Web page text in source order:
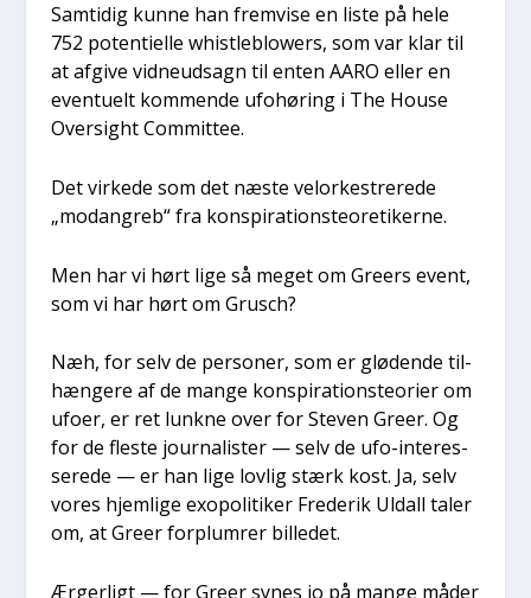
Sam­ti­dig kun­ne han frem­vi­se en liste på hele
752 poten­ti­el­le whi­st­le­blowers, som var klar til
at afgi­ve vid­neud­sagn til enten AARO eller en
even­tu­elt kom­men­de ufo­hø­ring i The Hou­se
Over­sight Com­mit­tee.
Det vir­ke­de som det næste vel­or­ke­stre­re­de
„modan­greb“ fra kon­spira­tions­te­o­re­ti­ker­ne.
Men har vi hørt lige så meget om Gre­ers event,
som vi har hørt om Grusch?
Næh, for selv de per­so­ner, som er glø­de­n­de til­
hæn­ge­re af de man­ge kon­spira­tions­te­o­ri­er om
ufo­er, er ret lunk­ne over for Ste­ven Gre­er. Og
for de fle­ste jour­na­li­ster — selv de ufo-inter­es­
se­re­de — er han lige lov­lig stærk kost. Ja, selv
vores hjem­li­ge exopo­li­ti­ker Fre­de­rik Uldall taler
om, at Gre­er for­plum­rer bil­le­det.
Ærger­ligt — for Gre­er synes jo på man­ge måder